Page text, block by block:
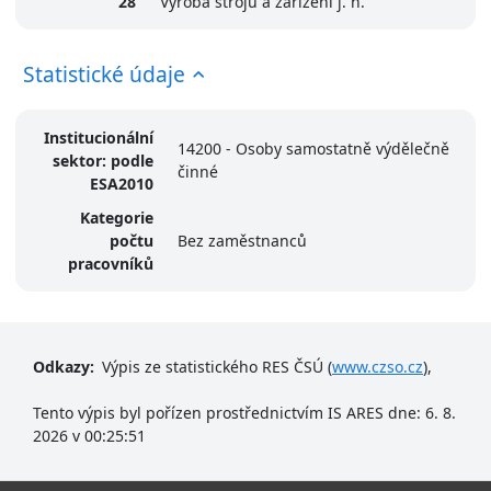
Statistické údaje
Institucionální
sektor: podle
ESA2010
14200 - Osoby samostatně výdělečně
činné
Kategorie
počtu
pracovníků
Bez zaměstnanců
Odkazy: Výpis ze statistického RES ČSÚ (www.czso.cz),
Tento výpis byl pořízen prostřednictvím IS ARES dne: 6. 8.
2026 v 00:25:51